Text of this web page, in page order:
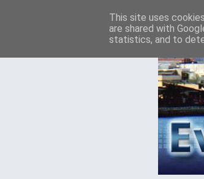
This site uses
are shared with
statistics, and to